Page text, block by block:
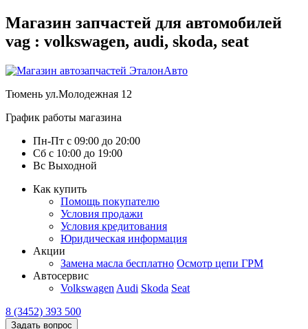
Магазин запчастей для автомобилей
vag : volkswagen, audi, skoda, seat
Тюмень ул.Молодежная 12
График работы магазина
Пн-Пт с 09:00 до 20:00
Сб с 10:00 до 19:00
Вс Выходной
Как купить
Помощь покупателю
Условия продажи
Условия кредитования
Юридическая информация
Акции
Замена масла бесплатно Осмотр цепи ГРМ
Автосервис
Volkswagen Audi Skoda Seat
8 (3452) 393 500
Задать вопрос